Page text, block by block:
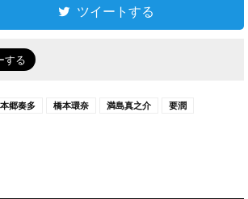
ツイートする
本郷奏多 橋本環奈 満島真之介
要潤